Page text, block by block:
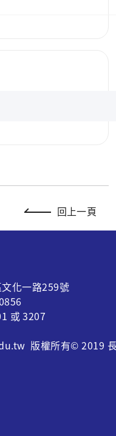
回上一頁
化一路259號
或 3207
版權所有© 2019